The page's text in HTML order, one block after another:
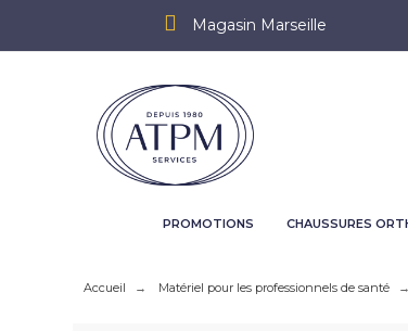
Magasin Marseille
PROMOTIONS CHAUSSURES
Accueil Matériel pour les professionnels de santé